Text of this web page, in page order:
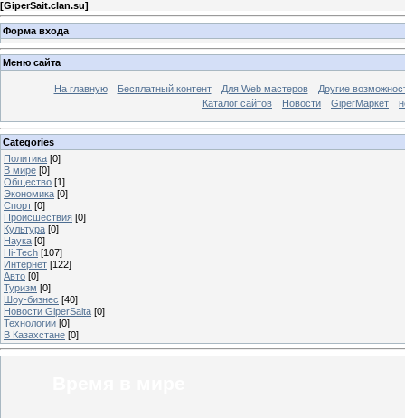
[GiperSait.clan.su]
Форма входа
Меню сайта
На главную Бесплатный контент Для Web мастеров
Другие
Каталог сайтов
Новости GiperМаркет
Categories
Политика [0]
В мире [0]
Общество [1]
Экономика [0]
Спорт [0]
Происшествия [0]
Культура [0]
Наука [0]
Hi-Tech [107]
Интернет [122]
Авто [0]
Туризм [0]
Шоу-бизнес [40]
Новости GiperSaita [0]
Технологии [0]
В Казахстане [0]